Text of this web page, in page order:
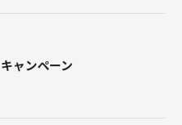
キャンペーン